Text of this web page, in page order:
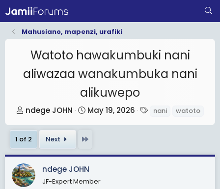
Mahusiano, mapenzi, urafiki
Watoto hawakumbuki nani
aliwazaa wanakumbuka nani
alikuwepo
T
r
a
d
s
ndege JOHN
S
t
d
a
May 19, 2026 nani watoto
1 of 2 Next
ndege JOHN
JF-Expert Member